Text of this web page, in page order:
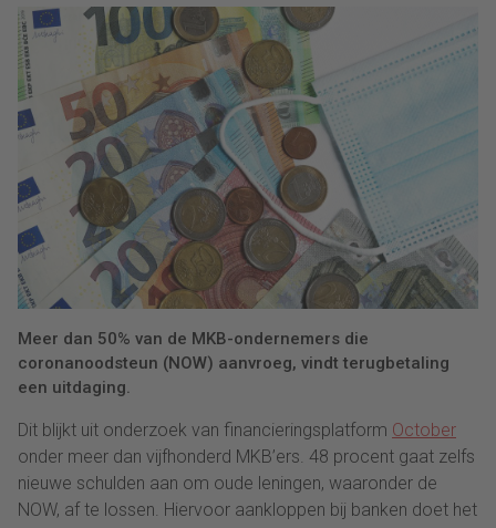
Meer dan 50% van de MKB-ondernemers die
coronanoodsteun (NOW) aanvroeg, vindt terugbetaling
een uitdaging.
Dit blijkt uit onderzoek van financieringsplatform October
onder meer dan vijfhonderd MKB’ers. 48 procent gaat zelfs
nieuwe schulden aan om oude leningen, waaronder de
NOW, af te lossen. Hiervoor aankloppen bij banken doet het